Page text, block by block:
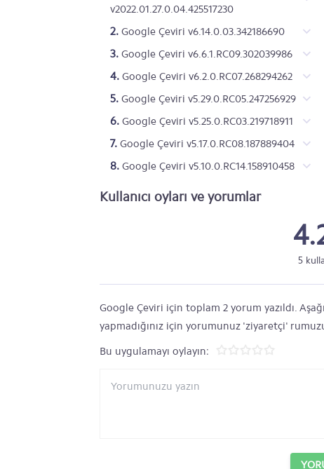
v2022.01.27.0.04.425517230
2. Google Çeviri v6.14.0.03.342186690
3. Google Çeviri v6.6.1.RC09.302039986
4. Google Çeviri v6.2.0.RC07.268294262
5. Google Çeviri v5.29.0.RC05.247256929
6. Google Çeviri v5.25.0.RC03.219718911
7. Google Çeviri v5.17.0.RC08.187889404
8. Google Çeviri v5.10.0.RC14.158910458
Kullanıcı oyları ve yorumlar
5
Google Çeviri için toplam 2 yorum yazıldı.
yapmadığınız için yorumunuz 'ziyaretçi'
Bu uygulamayı oylayın: